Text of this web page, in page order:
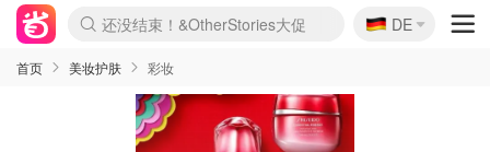
Boticinal 夏促开抢！
4折！lulu周四疯狂上新
还没结束！&OtherStories大促
Joybuy变相75折 随时失效
速领！Stanley独家85折
疑似霸哥！Camper额外叠85折
Zalando 奥莱闪促！每日更新
Moncler反季囤！5折起+叠9折
Coach Brooklyn仅€192
🇩🇪
DE
首页 美妆护肤 彩妆